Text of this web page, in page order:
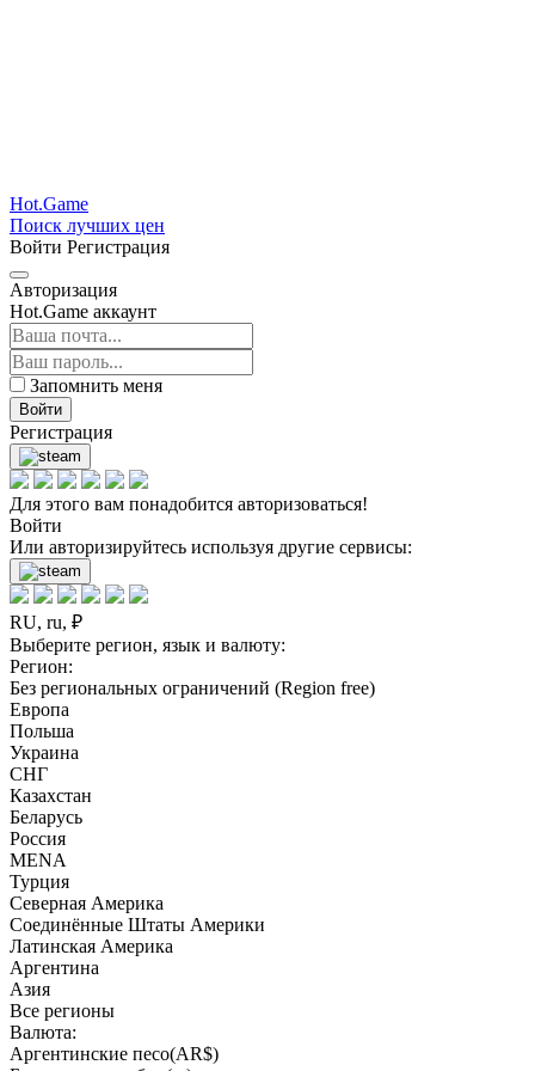
Hot.Game
Поиск лучших цен
Войти Регистрация
Авторизация
Hot.Game аккаунт
Запомнить меня
Войти
Регистрация
Для этого вам понадобится авторизоваться!
Войти
Или авторизируйтесь используя другие сервисы:
RU, ru, ₽
Выберите регион, язык и валюту:
Регион:
Без региональных ограничений (Region free)
Европа
Польша
Украина
СНГ
Казахстан
Беларусь
Россия
MENA
Турция
Северная Америка
Соединённые Штаты Америки
Латинская Америка
Аргентина
Азия
Все регионы
Валюта:
Аргентинские песо(AR$)